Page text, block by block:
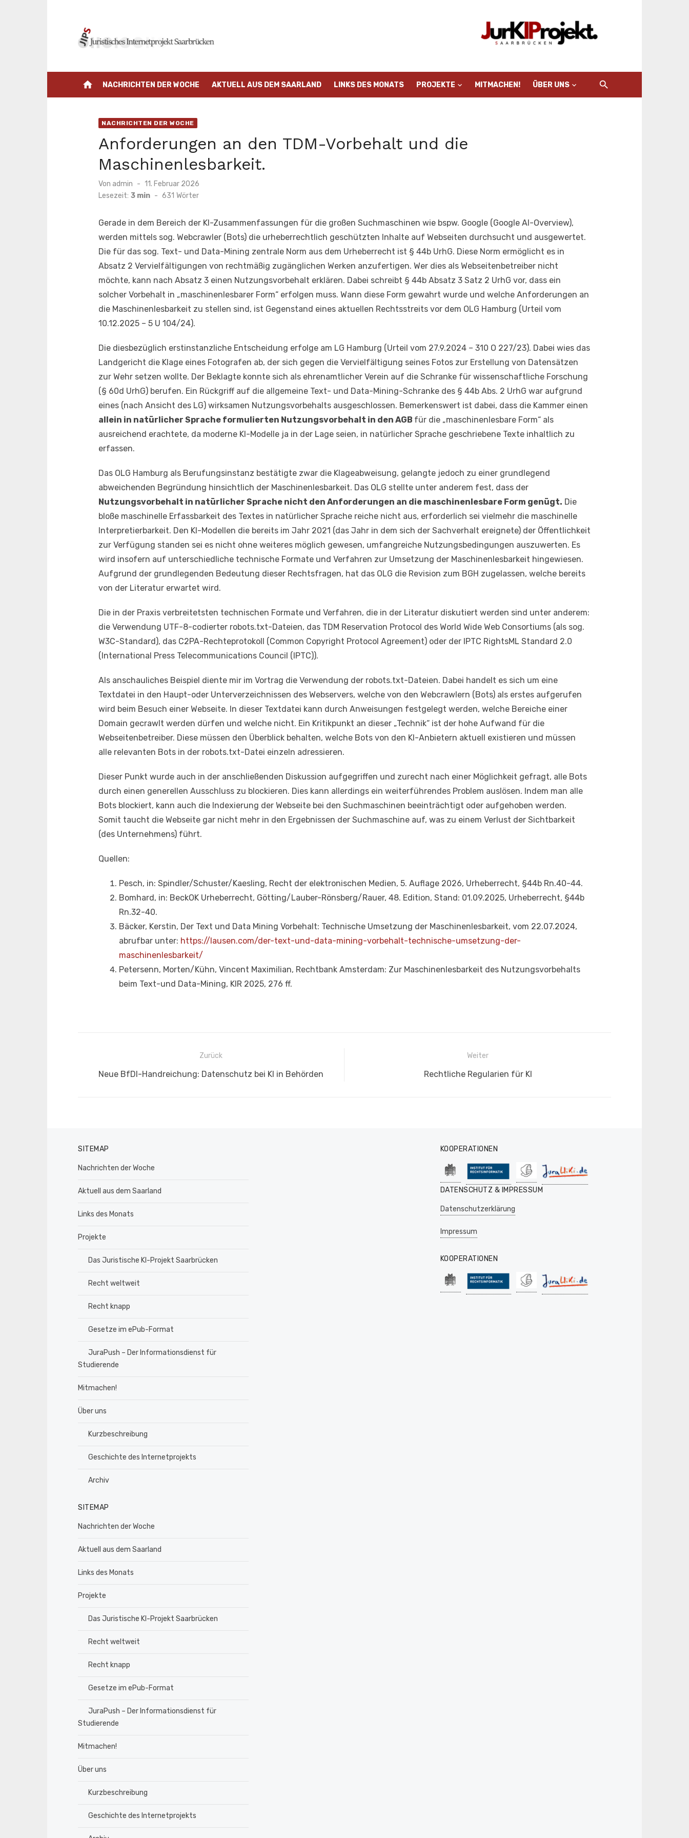
home NACHRICHTEN DER WOCHE AKTUELL AUS DEM SAARLAND LINKS DES MONATS PROJEKTE MITMACHEN! ÜBER UNS
NACHRICHTEN DER WOCHE
Anforderungen an den TDM-Vorbehalt und die
Maschinenlesbarkeit.
Von admin
Veröffentlicht
am
11. Februar 2026
Lesezeit: 3 min - 631 Wörter
Gerade in dem Bereich der KI-Zusammenfassungen für die großen Suchmaschinen wie bspw. Google (Google AI-Overview),
werden mittels sog. Webcrawler (Bots) die urheberrechtlich geschützten Inhalte auf Webseiten durchsucht und ausgewertet.
Die für das sog. Text- und Data-Mining zentrale Norm aus dem Urheberrecht ist § 44b UrhG. Diese Norm ermöglicht es in
Absatz 2 Vervielfältigungen von rechtmäßig zugänglichen Werken anzufertigen. Wer dies als Webseitenbetreiber nicht
möchte, kann nach Absatz 3 einen Nutzungsvorbehalt erklären. Dabei schreibt § 44b Absatz 3 Satz 2 UrhG vor, dass ein
solcher Vorbehalt in „maschinenlesbarer Form“ erfolgen muss. Wann diese Form gewahrt wurde und welche Anforderungen an
die Maschinenlesbarkeit zu stellen sind, ist Gegenstand eines aktuellen Rechtsstreits vor dem OLG Hamburg (Urteil vom
10.12.2025 – 5 U 104/24).
Die diesbezüglich erstinstanzliche Entscheidung erfolge am LG Hamburg (Urteil vom 27.9.2024 – 310 O 227/23). Dabei wies das
Landgericht die Klage eines Fotografen ab, der sich gegen die Vervielfältigung seines Fotos zur Erstellung von Datensätzen
zur Wehr setzen wollte. Der Beklagte konnte sich als ehrenamtlicher Verein auf die Schranke für wissenschaftliche Forschung
(§ 60d UrhG) berufen. Ein Rückgriff auf die allgemeine Text- und Data-Mining-Schranke des § 44b Abs. 2 UrhG war aufgrund
eines (nach Ansicht des LG) wirksamen Nutzungsvorbehalts ausgeschlossen. Bemerkenswert ist dabei, dass die Kammer einen
allein in natürlicher Sprache formulierten Nutzungsvorbehalt in den AGB für die „maschinenlesbare Form“ als
ausreichend erachtete, da moderne KI-Modelle ja in der Lage seien, in natürlicher Sprache geschriebene Texte inhaltlich zu
erfassen.
Das OLG Hamburg als Berufungsinstanz bestätigte zwar die Klageabweisung, gelangte jedoch zu einer grundlegend
abweichenden Begründung hinsichtlich der Maschinenlesbarkeit. Das OLG stellte unter anderem fest, dass der
Nutzungsvorbehalt in natürlicher Sprache nicht den Anforderungen an die maschinenlesbare Form genügt. Die
bloße maschinelle Erfassbarkeit des Textes in natürlicher Sprache reiche nicht aus, erforderlich sei vielmehr die maschinelle
Interpretierbarkeit. Den KI-Modellen die bereits im Jahr 2021 (das Jahr in dem sich der Sachverhalt ereignete) der Öffentlichkeit
zur Verfügung standen sei es nicht ohne weiteres möglich gewesen, umfangreiche Nutzungsbedingungen auszuwerten. Es
wird insofern auf unterschiedliche technische Formate und Verfahren zur Umsetzung der Maschinenlesbarkeit hingewiesen.
Aufgrund der grundlegenden Bedeutung dieser Rechtsfragen, hat das OLG die Revision zum BGH zugelassen, welche bereits
von der Literatur erwartet wird.
Die in der Praxis verbreitetsten technischen Formate und Verfahren, die in der Literatur diskutiert werden sind unter anderem:
die Verwendung UTF-8-codierter robots.txt-Dateien, das TDM Reservation Protocol des World Wide Web Consortiums (als sog.
W3C-Standard), das C2PA-Rechteprotokoll (Common Copyright Protocol Agreement) oder der IPTC RightsML Standard 2.0
(International Press Telecommunications Council (IPTC)).
Als anschauliches Beispiel diente mir im Vortrag die Verwendung der robots.txt-Dateien. Dabei handelt es sich um eine
Textdatei in den Haupt-oder Unterverzeichnissen des Webservers, welche von den Webcrawlern (Bots) als erstes aufgerufen
wird beim Besuch einer Webseite. In dieser Textdatei kann durch Anweisungen festgelegt werden, welche Bereiche einer
Domain gecrawlt werden dürfen und welche nicht. Ein Kritikpunkt an dieser „Technik“ ist der hohe Aufwand für die
Webseitenbetreiber. Diese müssen den Überblick behalten, welche Bots von den KI-Anbietern aktuell existieren und müssen
alle relevanten Bots in der robots.txt-Datei einzeln adressieren.
Dieser Punkt wurde auch in der anschließenden Diskussion aufgegriffen und zurecht nach einer Möglichkeit gefragt, alle Bots
durch einen generellen Ausschluss zu blockieren. Dies kann allerdings ein weiterführendes Problem auslösen. Indem man alle
Bots blockiert, kann auch die Indexierung der Webseite bei den Suchmaschinen beeinträchtigt oder aufgehoben werden.
Somit taucht die Webseite gar nicht mehr in den Ergebnissen der Suchmaschine auf, was zu einem Verlust der Sichtbarkeit
(des Unternehmens) führt.
Quellen:
Pesch, in: Spindler/Schuster/Kaesling, Recht der elektronischen Medien, 5. Auflage 2026, Urheberrecht, §44b Rn.40-44.
Bomhard, in: BeckOK Urheberrecht, Götting/Lauber-Rönsberg/Rauer, 48. Edition, Stand: 01.09.2025, Urheberrecht, §44b
Rn.32-40.
Bäcker, Kerstin, Der Text und Data Mining Vorbehalt: Technische Umsetzung der Maschinenlesbarkeit, vom 22.07.2024,
abrufbar unter: https://lausen.com/der-text-und-data-mining-vorbehalt-technische-umsetzung-der-
maschinenlesbarkeit/
Petersenn, Morten/Kühn, Vincent Maximilian, Rechtbank Amsterdam: Zur Maschinenlesbarkeit des Nutzungsvorbehalts
beim Text-und Data-Mining, KIR 2025, 276 ff.
BeitragsnavigationZurück
Vorheriger
Neue BfDI-Handreichung: Datenschutz bei KI in Behörden
Weiter
Nächster
Rechtliche Regularien für KI
SITEMAP
Nachrichten der Woche
Aktuell aus dem Saarland
Links des Monats
Projekte
Das Juristische KI-Projekt Saarbrücken
Recht weltweit
Recht knapp
Gesetze im ePub-Format
JuraPush – Der Informationsdienst für
Studierende
Mitmachen!
Über uns
Kurzbeschreibung
Geschichte des Internetprojekts
Archiv
SITEMAP
Nachrichten der Woche
Aktuell aus dem Saarland
Links des Monats
Projekte
Das Juristische KI-Projekt Saarbrücken
Recht weltweit
Recht knapp
Gesetze im ePub-Format
JuraPush – Der Informationsdienst für
Studierende
Mitmachen!
Über uns
Kurzbeschreibung
Geschichte des Internetprojekts
KOOPERATIONEN
DATENSCHUTZ & IMPRESSUM
Datenschutzerklärung
Impressum
KOOPERATIONEN